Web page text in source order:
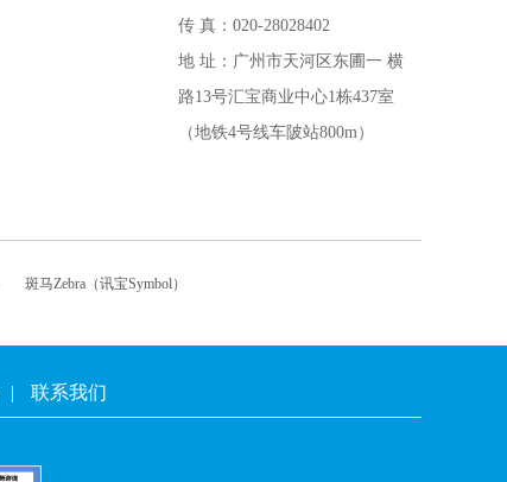
传 真：020-28028402
地 址：广州市天河区东圃一 横
路13号汇宝商业中心1栋437室
（地铁4号线车陂站800m）
斑马Zebra（讯宝Symbol）
| 联系我们